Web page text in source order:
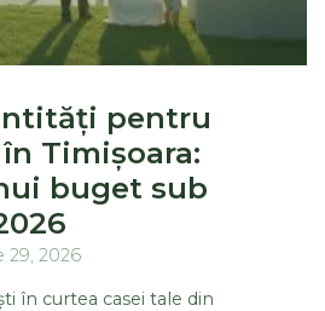
pentru
Timișoara:
buget sub
29, 2026
în curtea casei tale din